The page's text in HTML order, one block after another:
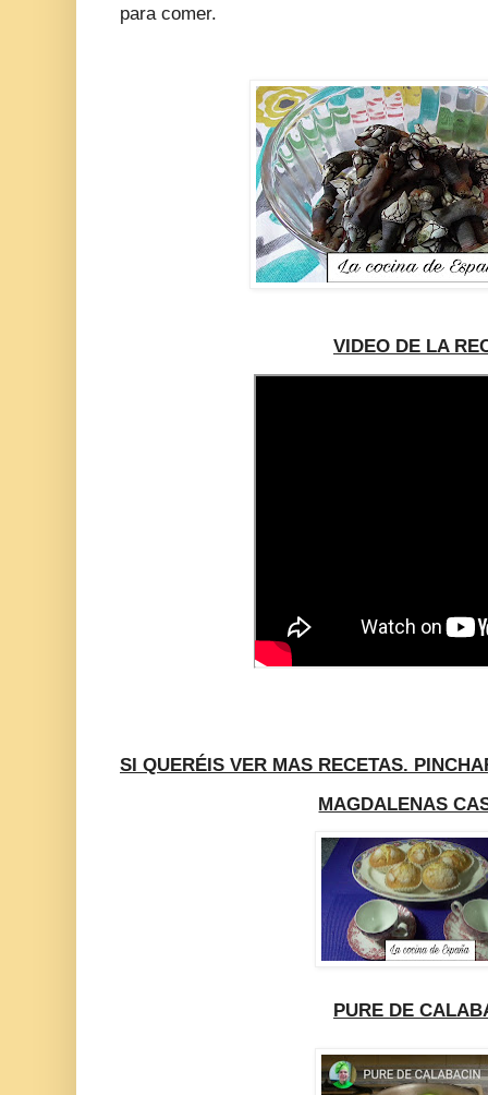
para comer.
VIDEO DE LA
SI QUERÉIS VER MAS RECETAS.
MAGDALENAS
PURE DE